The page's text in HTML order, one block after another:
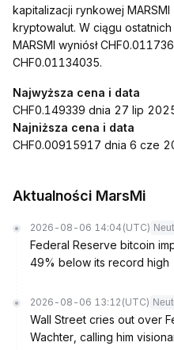
kapitalizacji rynkowej
kryptowalut. W ciągu
MARSMI wyniósł
CHF0.01134035.
Najwyższa cena i data
CHF0.149339 dnia 27 lip
Najniższa cena i data
CHF0.00915917 dnia 6 cze
Aktualności MarsMi
2026-08-06 14:04 (UTC)
Federal Reserve bitcoin
49% below its record high
2026-08-06 13:12 (UTC)
Wall Street cries out over
Wachter, calling him